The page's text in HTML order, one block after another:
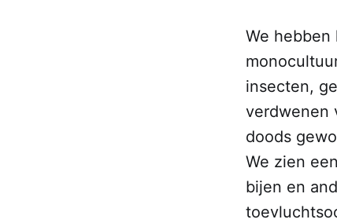
We hebben
insecten,
verdwenen
doods
We zien
bijen en